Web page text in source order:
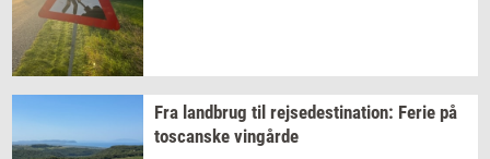
Fra land­brug til rej­se­desti­na­tion: Ferie på
toscan­ske vin­går­de